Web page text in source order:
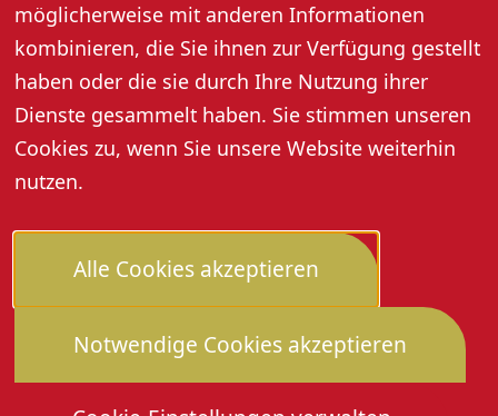
möglicherweise mit anderen Informationen
kombinieren, die Sie ihnen zur Verfügung gestellt
haben oder die sie durch Ihre Nutzung ihrer
Dienste gesammelt haben. Sie stimmen unseren
Cookies zu, wenn Sie unsere Website weiterhin
nutzen.
Alle Cookies akzeptieren
Notwendige Cookies akzeptieren
Weitere Informationen